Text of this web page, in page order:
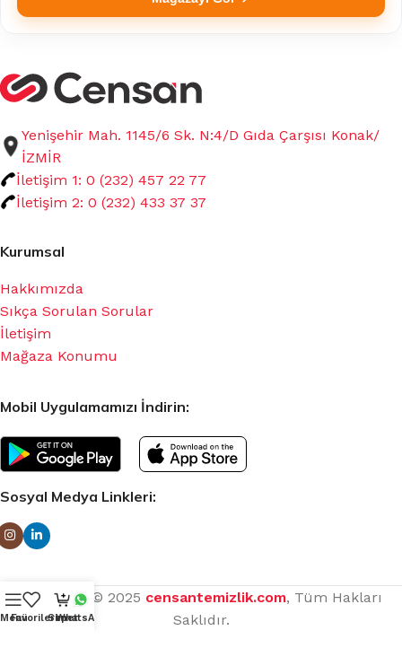
Yenişehir Mah. 1145/6 Sk. N:4/D Gıda Çarşısı Konak/
İZMİR
İletişim 1: 0 (232) 457 22 77
İletişim 2: 0 (232) 433 37 37
Kurumsal
Hakkımızda
Sıkça Sorulan Sorular
İletişim
Mağaza Konumu
Mobil Uygulamamızı İndirin:
Sosyal Medya Linkleri:
Copyright © 2025 censantemizlik.com, Tüm Hakları
Saklıdır.
Menü
Favorilerim
Sepet
WhatsApp